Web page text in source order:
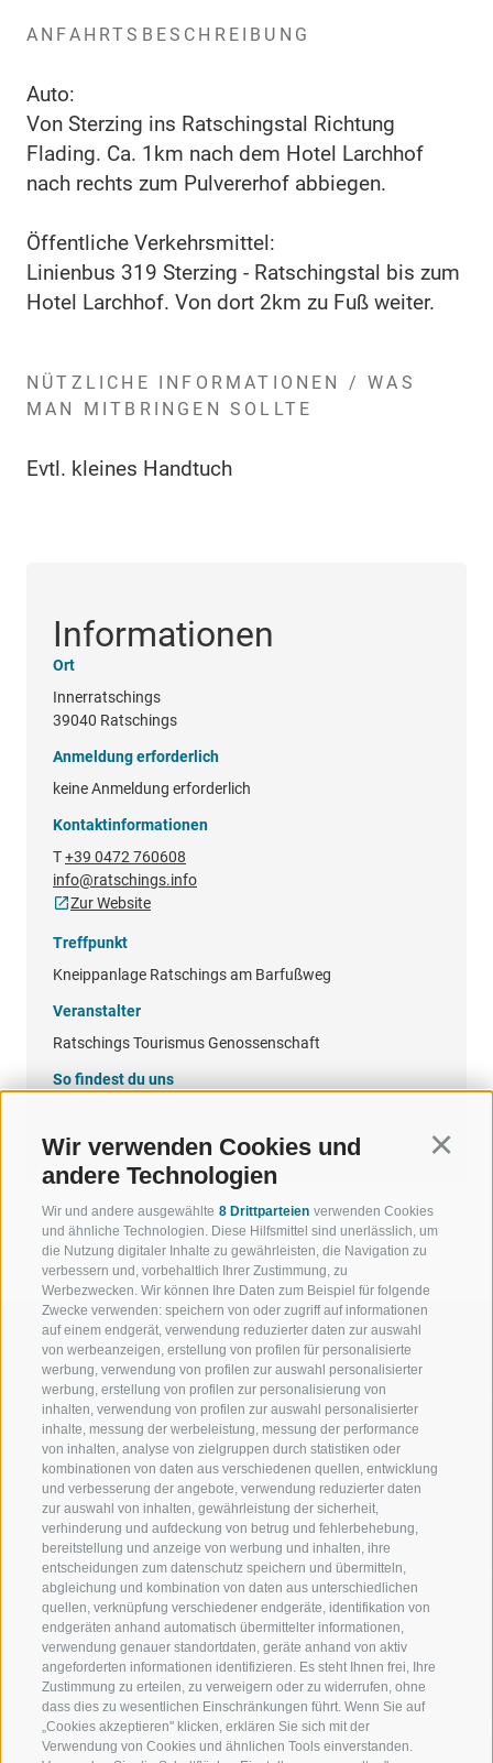
Wir verwenden Cookies und
andere Technologien
Wir und andere ausgewählte 8 Drittparteien verwenden Cookies
und ähnliche Technologien. Diese Hilfsmittel sind unerlässlich, um
die Nutzung digitaler Inhalte zu gewährleisten, die Navigation zu
verbessern und, vorbehaltlich Ihrer Zustimmung, zu
Werbezwecken. Wir können Ihre Daten zum Beispiel für folgende
Zwecke verwenden: speichern von oder zugriff auf informationen
auf einem endgerät, verwendung reduzierter daten zur auswahl
von werbeanzeigen, erstellung von profilen für personalisierte
werbung, verwendung von profilen zur auswahl personalisierter
werbung, erstellung von profilen zur personalisierung von
inhalten, verwendung von profilen zur auswahl personalisierter
inhalte, messung der werbeleistung, messung der performance
von inhalten, analyse von zielgruppen durch statistiken oder
kombinationen von daten aus verschiedenen quellen, entwicklung
und verbesserung der angebote, verwendung reduzierter daten
zur auswahl von inhalten, gewährleistung der sicherheit,
verhinderung und aufdeckung von betrug und fehlerbehebung,
bereitstellung und anzeige von werbung und inhalten, ihre
entscheidungen zum datenschutz speichern und übermitteln,
abgleichung und kombination von daten aus unterschiedlichen
quellen, verknüpfung verschiedener endgeräte, identifikation von
endgeräten anhand automatisch übermittelter informationen,
verwendung genauer standortdaten, geräte anhand von aktiv
angeforderten informationen identifizieren. Es steht Ihnen frei, Ihre
Zustimmung zu erteilen, zu verweigern oder zu widerrufen, ohne
dass dies zu wesentlichen Einschränkungen führt. Wenn Sie auf
„Cookies akzeptieren" klicken, erklären Sie sich mit der
Verwendung von Cookies und ähnlichen Tools einverstanden.
ANFAHRTSBESCHREIBUNG
Auto:
Von Sterzing ins Ratschingstal Richtung
Flading. Ca. 1km nach dem Hotel Larchhof
nach rechts zum Pulvererhof abbiegen.
Öffentliche Verkehrsmittel:
Linienbus 319 Sterzing - Ratschingstal bis zum
Hotel Larchhof. Von dort 2km zu Fuß weiter.
NÜTZLICHE INFORMATIONEN / WAS
MAN MITBRINGEN SOLLTE
Evtl. kleines Handtuch
Informationen
Ort
Innerratschings
39040 Ratschings
Anmeldung erforderlich
keine Anmeldung erforderlich
Kontaktinformationen
T+39 0472 760608
info@ratschings.info
Zur Website
Treffpunkt
Kneippanlage Ratschings am Barfußweg
Veranstalter
Ratschings Tourismus Genossenschaft
So findest du uns
WILLKOMMEN IN DER
FERIENREGION RATSCHINGS
JAUFENTAL
RATSCHINGS
RIDNAUNTAL
BERGBAHNEN
SKISCHULE RATSCHINGS
LUISL'S SKISCHULE IN RATSCHINGS
SPORT
MENGE
SKIFAHREN
WANDERN
HOCHALPINE
BIKEN
LANGLAUFEN